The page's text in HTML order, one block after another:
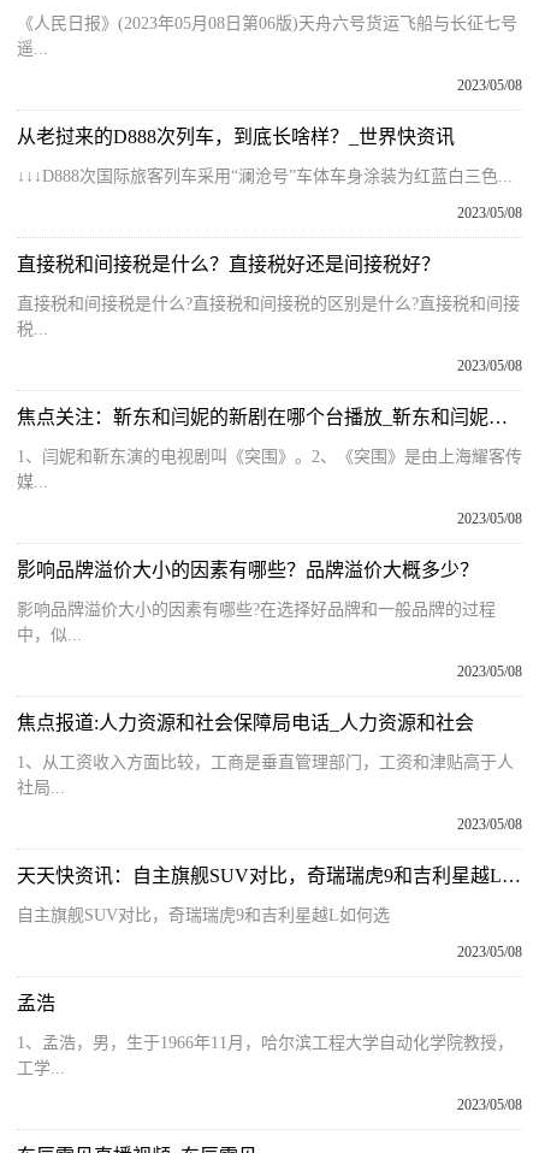
《人民日报》(2023年05月08日第06版)天舟六号货运飞船与长征七号
遥...
2023/05/08
从老挝来的D888次列车，到底长啥样？_世界快资讯
↓↓↓D888次国际旅客列车采用“澜沧号”车体车身涂装为红蓝白三色...
2023/05/08
直接税和间接税是什么？直接税好还是间接税好？
直接税和间接税是什么?直接税和间接税的区别是什么?直接税和间接
税...
2023/05/08
焦点关注：靳东和闫妮的新剧在哪个台播放_靳东和闫妮的新剧叫什么
1、闫妮和靳东演的电视剧叫《突围》。2、《突围》是由上海耀客传
媒...
2023/05/08
影响品牌溢价大小的因素有哪些？品牌溢价大概多少？
影响品牌溢价大小的因素有哪些?在选择好品牌和一般品牌的过程
中，似...
2023/05/08
焦点报道:人力资源和社会保障局电话_人力资源和社会
1、从工资收入方面比较，工商是垂直管理部门，工资和津贴高于人
社局...
2023/05/08
天天快资讯：自主旗舰SUV对比，奇瑞瑞虎9和吉利星越L如何选
自主旗舰SUV对比，奇瑞瑞虎9和吉利星越L如何选
2023/05/08
孟浩
1、孟浩，男，生于1966年11月，哈尔滨工程大学自动化学院教授，
工学...
2023/05/08